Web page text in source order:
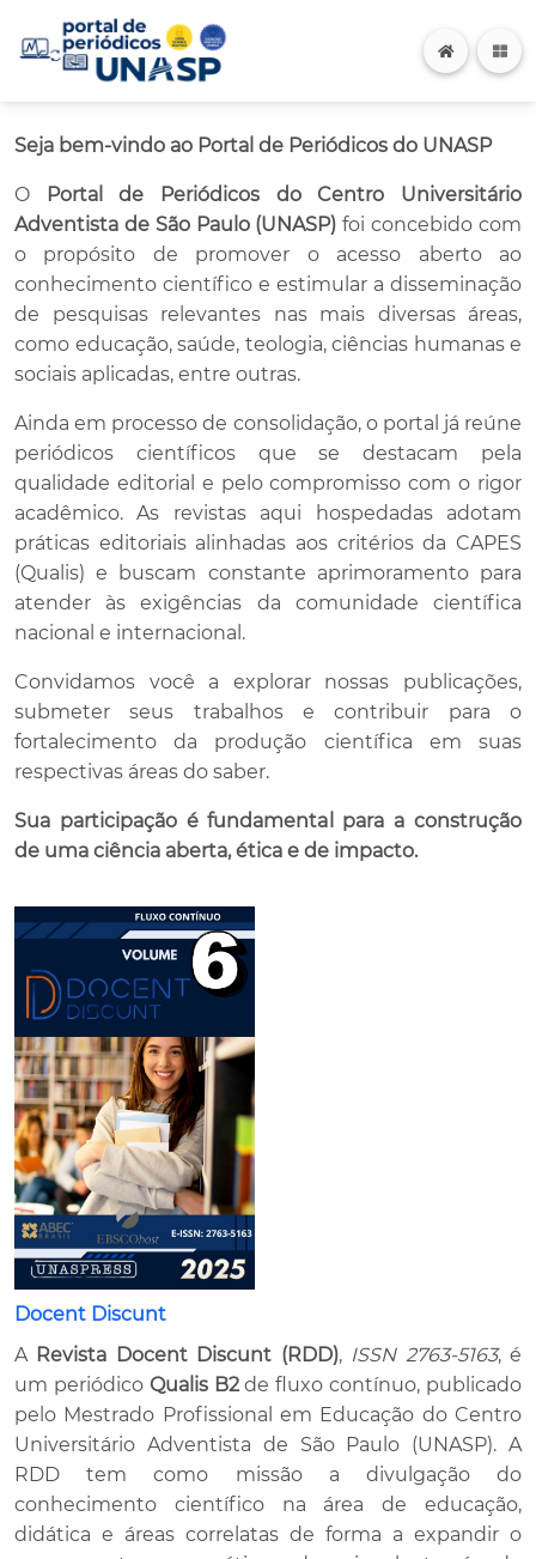
Seja bem-vindo ao Portal de Periódicos do UNASP
O
Portal de Periódicos do Centro Universitário
Adventista de São Paulo (UNASP) foi concebido com
o propósito de promover o acesso aberto ao
conhecimento científico e estimular a disseminação
de pesquisas relevantes nas mais diversas áreas,
como educação, saúde, teologia, ciências humanas e
sociais aplicadas, entre outras.
Ainda em processo de consolidação, o portal já reúne
periódicos científicos que se destacam pela
qualidade editorial e pelo compromisso com o rigor
acadêmico. As revistas aqui hospedadas adotam
práticas editoriais alinhadas aos critérios da CAPES
(Qualis) e buscam constante aprimoramento para
atender às exigências da comunidade científica
nacional e internacional.
Convidamos você a explorar nossas publicações,
submeter seus trabalhos e contribuir para o
fortalecimento da produção científica em suas
respectivas áreas do saber.
Sua participação é fundamental para a construção
de uma ciência aberta, ética e de impacto.
Docent Discunt
A Revista Docent Discunt (RDD), ISSN 2763-5163, é
um periódico Qualis B2de fluxo contínuo, publicado
pelo Mestrado Profissional em Educação do Centro
Universitário Adventista de São Paulo (UNASP). A
RDD tem como missão a divulgação do
conhecimento científico na área de educação,
didática e áreas correlatas de forma a expandir o